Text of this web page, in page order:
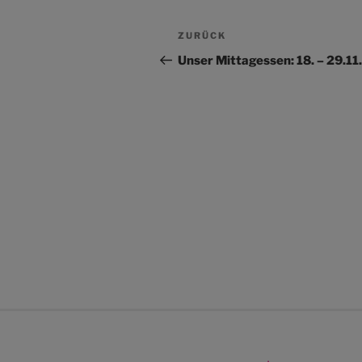
Beitragsnavigation
Vorheriger
Beitrag
ZURÜCK
Unser Mittagessen: 18. –